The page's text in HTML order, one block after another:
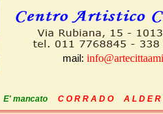
mail:
E' mancato C O R R A D O A L D E R